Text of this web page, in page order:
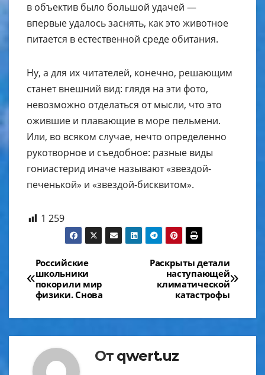
в объектив было большой удачей —
впервые удалось заснять, как это животное
питается в естественной среде обитания.
Ну, а для их читателей, конечно, решающим
станет внешний вид: глядя на эти фото,
невозможно отделаться от мысли, что это
ожившие и плавающие в море пельмени.
Или, во всяком случае, нечто определенно
рукотворное и съедобное: разные виды
гониастерид иначе называют «звездой-
печенькой» и «звездой-бисквитом».
1 259
Навигация
по
записям
Раскрыты детали
наступающей
климатической
катастрофы
Российские
школьники
покорили мир
физики. Снова
От qwert.uz